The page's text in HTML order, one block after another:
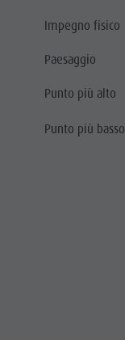
Impegno fisico
Paesaggio
Punto più alto
Punto più basso